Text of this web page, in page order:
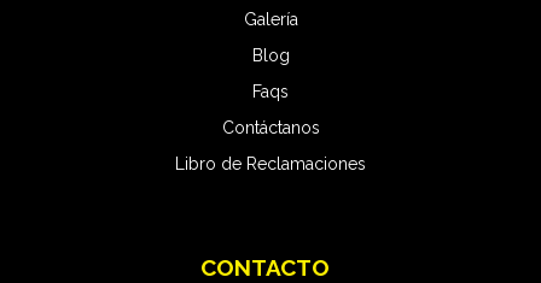
Galería
Blog
Faqs
Contáctanos
Libro de Reclamaciones
CONTACTO